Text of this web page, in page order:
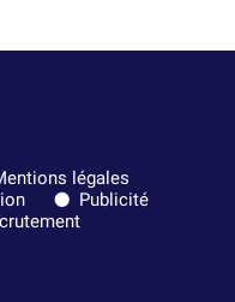
légales
Publicité